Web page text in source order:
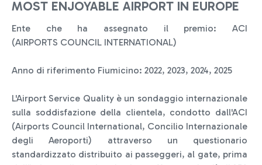
MOST ENJOYABLE AIRPORT IN EUROPE
Ente che ha assegnato il premio: ACI
(AIRPORTS COUNCIL INTERNATIONAL)
Anno di riferimento Fiumicino: 2022, 2023, 2024, 2025
L'Airport Service Quality è un sondaggio internazionale
sulla soddisfazione della clientela, condotto dall'ACI
(Airports Council International, Concilio Internazionale
degli Aeroporti) attraverso un questionario
standardizzato distribuito ai passeggeri, al gate, prima